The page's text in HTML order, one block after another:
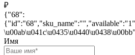
₽
{"68":
Имя